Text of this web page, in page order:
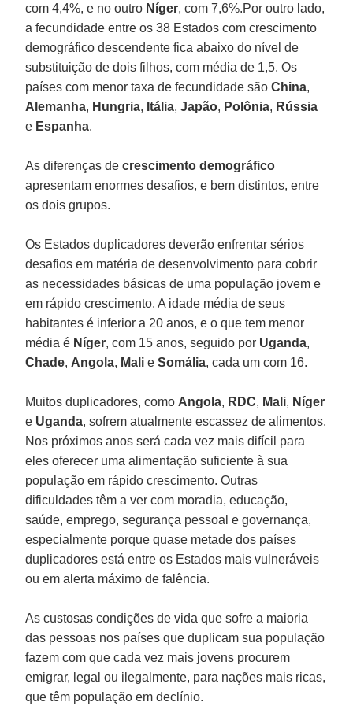
com 4,4%, e no outro Níger, com 7,6%.Por outro lado,
a fecundidade entre os 38 Estados com crescimento
demográfico descendente fica abaixo do nível de
substituição de dois filhos, com média de 1,5. Os
países com menor taxa de fecundidade sãoChina,
Alemanha, Hungria, Itália,Japão, Polônia, Rússia
e Espanha.
As diferenças decrescimento demográfico
apresentam enormes desafios, e bem distintos, entre
os dois grupos.
Os Estados duplicadores deverão enfrentar sérios
desafios em matéria de desenvolvimento para cobrir
as necessidades básicas de uma população jovem e
em rápido crescimento. A idade média de seus
habitantes é inferior a 20 anos, e o que tem menor
média é Níger, com 15 anos, seguido por Uganda,
Chade, Angola, Mali eSomália, cada um com 16.
Muitos duplicadores, como Angola, RDC, Mali, Níger
e Uganda, sofrem atualmente escassez de alimentos.
Nos próximos anos será cada vez mais difícil para
eles oferecer uma alimentação suficiente à sua
população em rápido crescimento. Outras
dificuldades têm a ver com moradia, educação,
saúde, emprego, segurança pessoal e governança,
especialmente porque quase metade dos países
duplicadores está entre os Estados mais vulneráveis
ou em alerta máximo de falência.
As custosas condições de vida que sofre a maioria
das pessoas nos países que duplicam sua população
fazem com que cada vez mais jovens procurem
emigrar, legal ou ilegalmente, para nações mais ricas,
que têm população em declínio.